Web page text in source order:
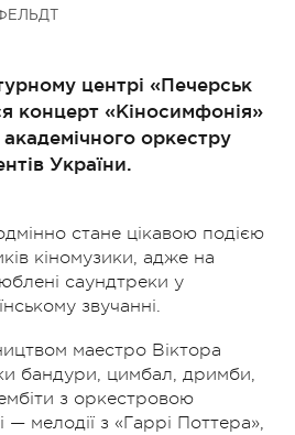
центрі «Печерськ
концерт «Кіносимфонія»
оркестру
України.
стане цікавою подією
кіномузики, адже на
саундтреки у
звучанні.
маестро Віктора
бандури, цимбал, дримби,
з оркестровою
мелодії з «Гаррі Поттера»,